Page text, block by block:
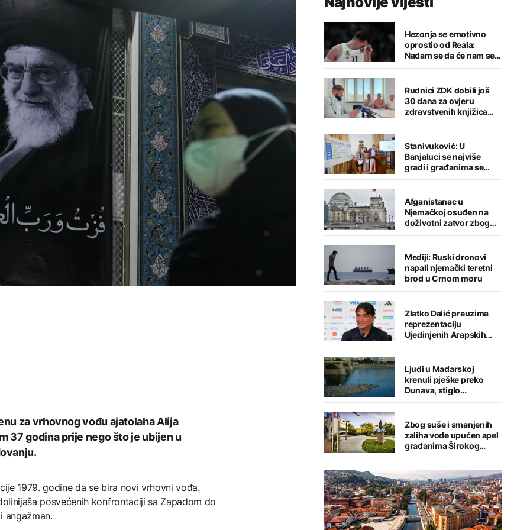
za vrhovnog vođu ajatolaha Alija
37 godina prije nego što je ubijen u
1979. godine da se bira novi vrhovni vođa.
posvećenih konfrontaciji sa Zapadom do
angažman.
Hezonja se emotivno
oprostio od Reala:
Nadam se da će nam se
putevi ponovo ukrstiti
Rudnici ZDK dobili još
30 dana za ovjeru
zdravstvenih knjižica
zaposlenih
Stanivuković: U
Banjaluci se najviše
gradi i građanima se
pruža najviše
Afganistanac u
Njemačkoj osuđen na
doživotni zatvor zbog
napada u Minhenu
Mediji: Ruski dronovi
napali njemački teretni
brod u Crnom moru
Zlatko Dalić preuzima
reprezentaciju
Ujedinjenih Arapskih
Emirata
Ljudi u Mađarskoj
krenuli pješke preko
Dunava, stiglo
upozorenje
Zbog suše i smanjenih
zaliha vode upućen apel
građanima Širokog